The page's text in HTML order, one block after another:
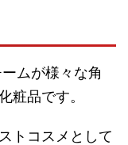
ムが様々な角
粧品です。
トコスメとして